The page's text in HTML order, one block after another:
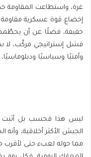
إخضاع قوة عسكرية
خفيفة، فضلًا عن أن
فشل إستراتيجي مركّب، لا
وأمنيًا وسياسيًا
ليس هذا فحسب بل أثبت
الجيش الأكثر أخلاقية،
مما حوله لعبء حتى لأقرب